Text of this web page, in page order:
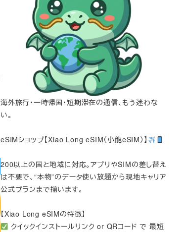
海外旅行・一時帰国・短期滞在の通信、もう迷わな
い。
eSIMショップ【Xiao Long eSIM（小龍eSIM）】
200以上の国と地域に対応。アプリやSIMの差し替え
は不要で、“本物”のデータ使い放題から現地キャリア
公式プランまで揃います。
【Xiao Long eSIMの特徴】
クイックインストールリンク or QRコード で 最短